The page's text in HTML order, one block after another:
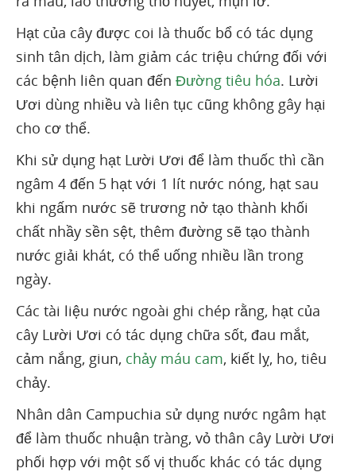
Hạt của cây được coi là thuốc bổ có tác dụng
sinh tân dịch, làm giảm các triệu chứng đối với
các bệnh liên quan đến Đường tiêu hóa. Lười
Ươi dùng nhiều và liên tục cũng không gây hại
cho cơ thể.
Khi sử dụng hạt Lười Ươi để làm thuốc thì cần
ngâm 4 đến 5 hạt với 1 lít nước nóng, hạt sau
khi ngấm nước sẽ trương nở tạo thành khối
chất nhầy sền sệt, thêm đường sẽ tạo thành
nước giải khát, có thể uống nhiều lần trong
ngày.
Các tài liệu nước ngoài ghi chép rằng, hạt của
cây Lười Ươi có tác dụng chữa sốt, đau mắt,
cảm nắng, giun, chảy máu cam, kiết lỵ, ho, tiêu
chảy.
Nhân dân Campuchia sử dụng nước ngâm hạt
để làm thuốc nhuận tràng, vỏ thân cây Lười Ươi
phối hợp với một số vị thuốc khác có tác dụng